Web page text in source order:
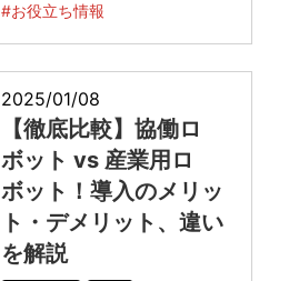
#お役立ち情報
2025/01/08
【徹底比較】協働ロ
ボット vs 産業用ロ
ボット！導入のメリッ
ト・デメリット、違い
を解説